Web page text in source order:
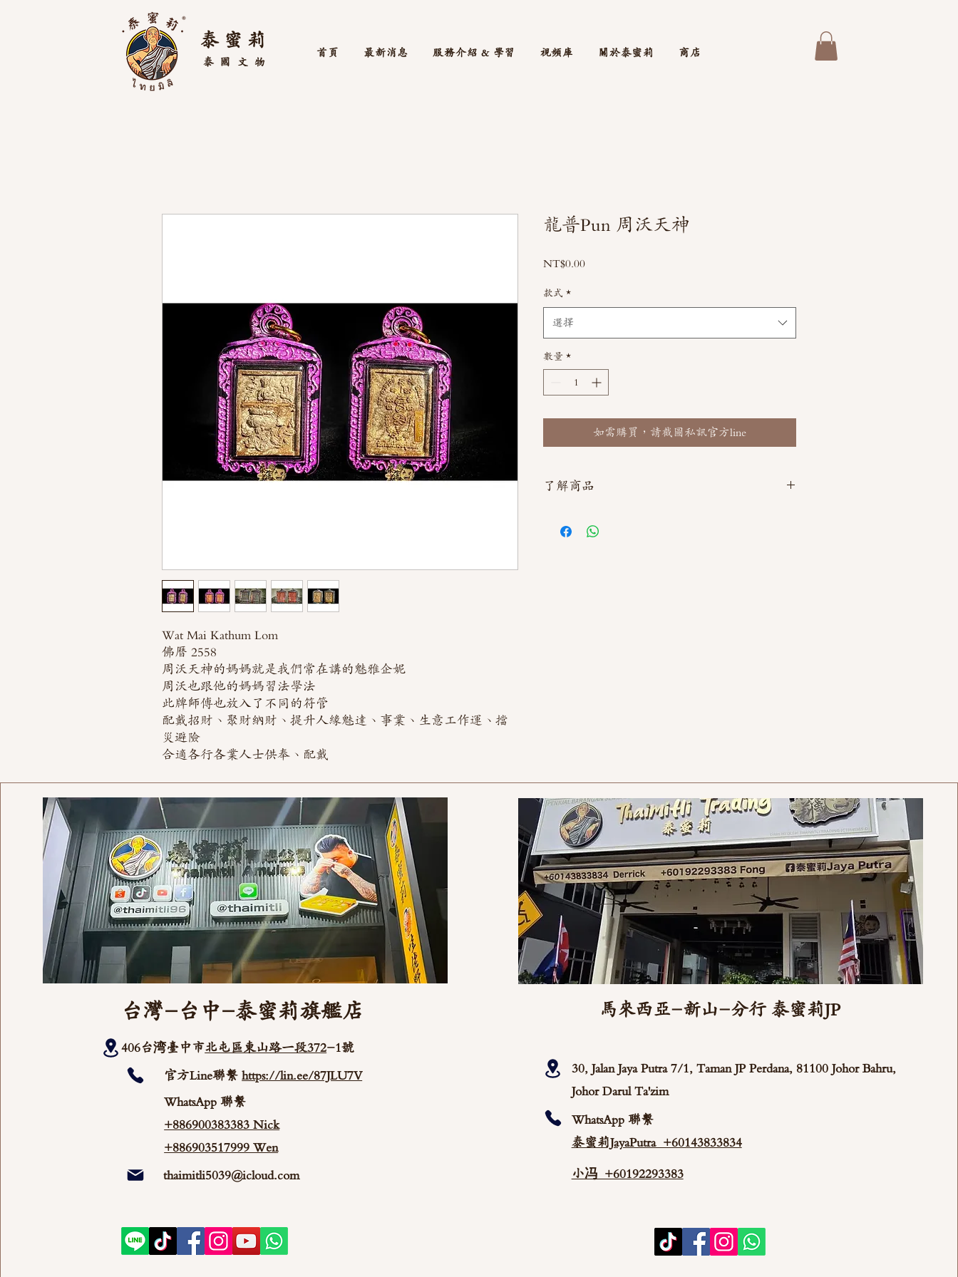
泰 蜜 莉
文物
泰國
首頁 最新消息 服務介紹 & 學習 視頻庫 關於泰蜜莉 商店
Wat Mai Kathum Lom
佛曆 2558
周沃天神的媽媽就是我們常在講的魅雅企妮
周沃也跟他的媽媽習法學法
此牌師傅也放入了不同的符管
配戴招財、聚財納財、提升人緣魅達、事業、生意工作運、擋
災避險
合適各行各業人士供奉、配戴
龍普Pun 周沃天神
NT$0.00價
款式 *
選擇
數量 *
如需購買，請截圖私訊官方line
了解商品
台灣-台中-泰蜜莉旗艦店
406台湾臺中市北屯區東山路一段372-1號
官方Line聯繫https://lin.ee/87JLU7V
WhatsApp 聯繫
+886900383383 Nick
+886903517999 Wen
thaimitli5039@icloud.com
馬來西亞-新山-分行 泰蜜莉JP
30, Jalan Jaya Putra 7/1, Taman JP Perdana, 81100 Johor Bahru,
Johor Darul Ta'zim
WhatsApp 聯繫
泰蜜莉JayaPutra +60143833834
小冯 +60192293383